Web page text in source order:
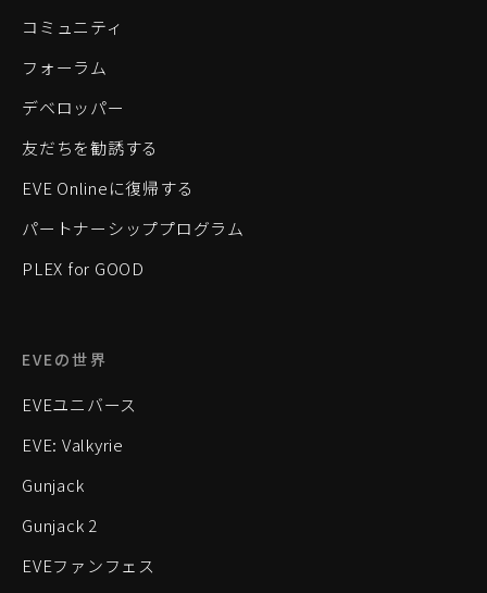
コミュニティ
フォーラム
デベロッパー
友だちを勧誘する
EVE Onlineに復帰する
パートナーシッププログラム
PLEX for GOOD
EVEの世界
EVEユニバース
EVE: Valkyrie
Gunjack
Gunjack 2
EVEファンフェス